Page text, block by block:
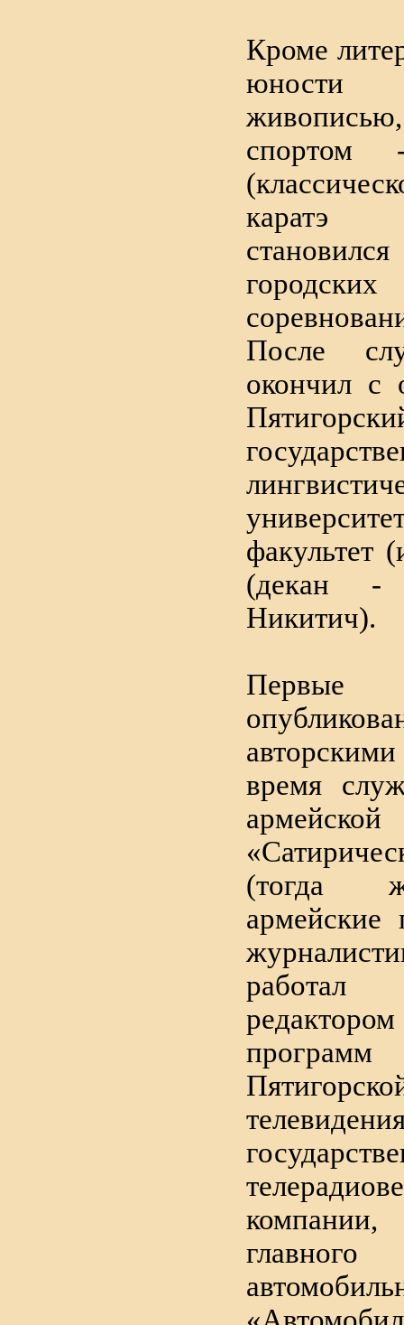
Кроме
спортом
каратэ
После
окончил с
факультет
(декан -
Никитич).
Первые
время
(тогда
армейские
работал